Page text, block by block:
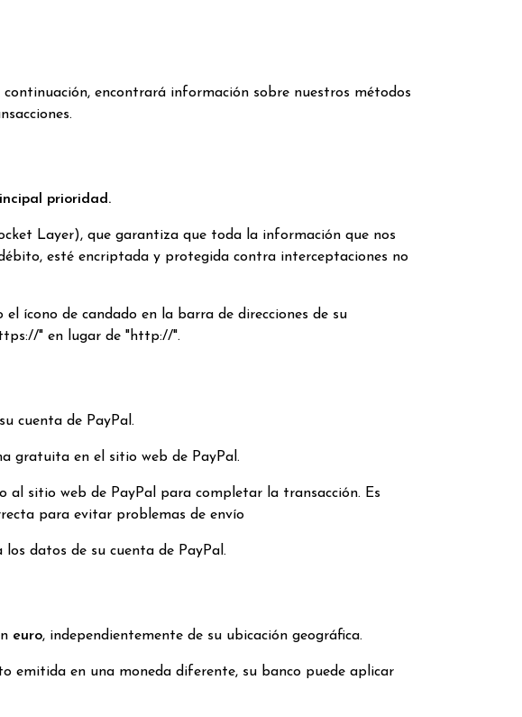
encontrará información sobre nuestros métodos
prioridad.
Layer), que garantiza que toda la información que nos
esté encriptada y protegida contra interceptaciones no
ícono de candado en la barra de direcciones de su
" en lugar de "http://".
cuenta de PayPal.
gratuita en el sitio web de PayPal.
al sitio web de PayPal para completar la transacción. Es
para evitar problemas de envío
los datos de su cuenta de PayPal.
euro, independientemente de su ubicación geográfica.
emitida en una moneda diferente, su banco puede aplicar